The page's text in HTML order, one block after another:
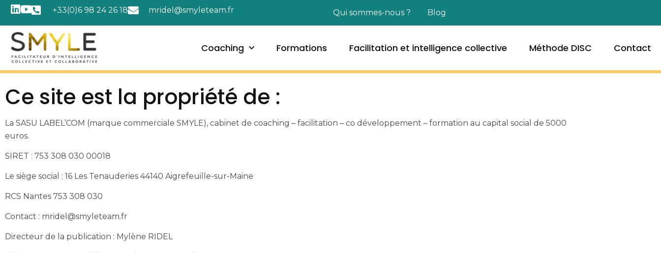
+33(0)6 98 24 26 18 mridel@smyleteam.fr Qui sommes-nous ? Blog
Coaching Formations Facilitation et intelligence collective Méthode DISC Contact
Ce site est la propriété de :
La SASU LABEL’COM (marque commerciale SMYLE), cabinet de coaching – facilitation – co développement – formation au capital social de 5000
euros.
SIRET : 753 308 030 00018
Le siège social : 16 Les Tenauderies 44140 Aigrefeuille-sur-Maine
RCS Nantes 753 308 030
Contact : mridel@smyleteam.fr
Directeur de la publication : Mylène RIDEL